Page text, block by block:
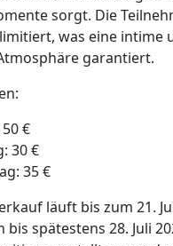
sorgt. Die
was eine intime
garantiert.
€
30 €
35 €
läuft bis zum 21.
bis spätestens 28. Juli